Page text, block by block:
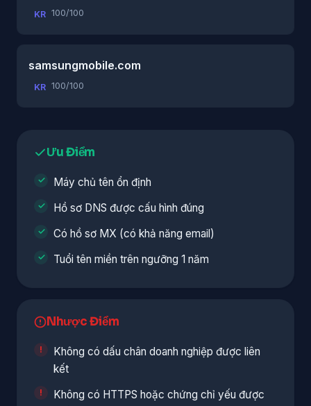
KR 100/100
samsungmobile.com
KR 100/100
Ưu Điểm
Máy chủ tên ổn định
Hồ sơ DNS được cấu hình đúng
Có hồ sơ MX (có khả năng email)
Tuổi tên miền trên ngưỡng 1 năm
Nhược Điểm
Không có dấu chân doanh nghiệp được liên
kết
Không có HTTPS hoặc chứng chỉ yếu được